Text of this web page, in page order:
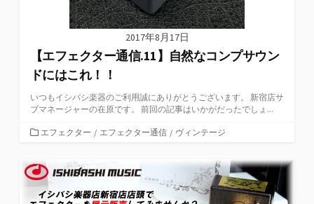
2017年8月17日
【エフェクター通信.11】自然なコンプサウン
ドにはこれ！！
いつもイシバシ楽器のご利用誠にありがとうございます。 新宿店サ
ブマネージャーの在原です。 前回の記事はいかがだったでしょ...
カ
リ
ー
エフェクター / エフェクター通信 / ヴィンテージ